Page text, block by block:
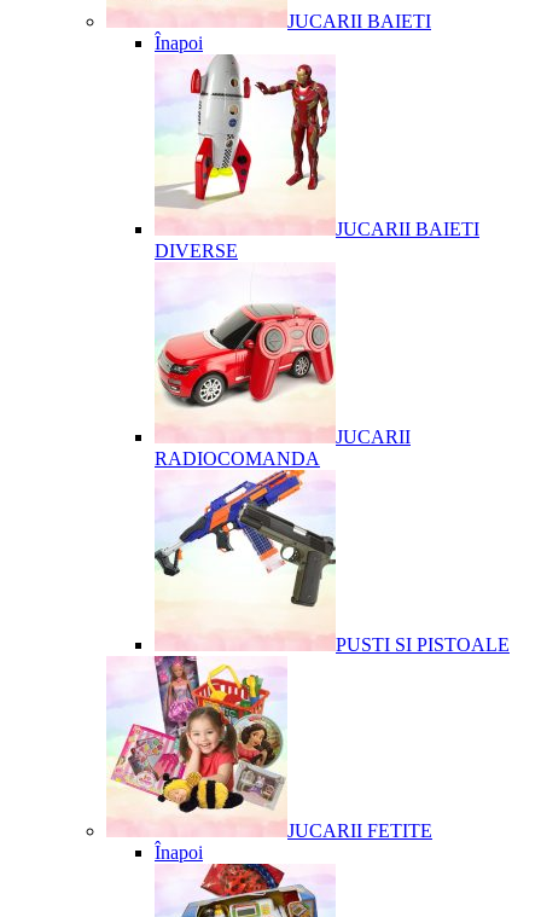
JUCARII BAIETI
Înapoi
JUCARII BAIETI
DIVERSE
JUCARII
RADIOCOMANDA
PUSTI SI PISTOALE
JUCARII FETITE
Înapoi